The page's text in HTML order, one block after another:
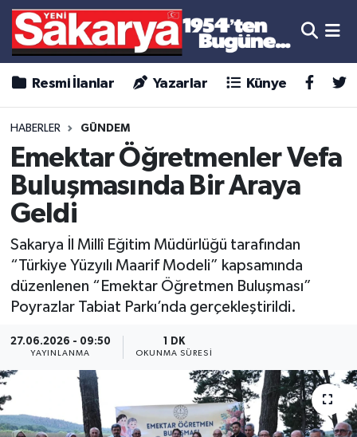
Resmi İlanlar Yazarlar Künye
HABERLER GÜNDEM
Emektar Öğretmenler Vefa
Buluşmasında Bir Araya
Geldi
Sakarya İl Millî Eğitim Müdürlüğü tarafından
“Türkiye Yüzyılı Maarif Modeli” kapsamında
düzenlenen “Emektar Öğretmen Buluşması”
Poyrazlar Tabiat Parkı’nda gerçekleştirildi.
27.06.2026 - 09:50
YAYINLANMA
1 DK
OKUNMA SÜRESI